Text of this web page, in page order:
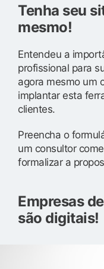
Tenha seu
mesmo!
Entendeu a
profissional para
agora mesmo um
implantar esta
clientes.
Preencha o
um consultor
formalizar a
Empresas
são digitais!